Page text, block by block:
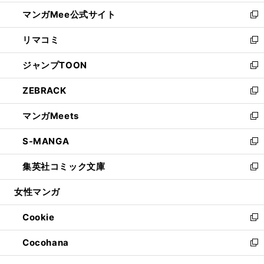
く
ン
ド
ウ
で
開
く
ウ
ィ
ン
ド
ウ
で
開
く
し
い
ウ
ィ
ン
ド
ウ
で
開
く
マンガMee公式サイト
新
し
い
ウ
ィ
ン
ド
ウ
で
開
く
リマコミ
新
し
い
ウ
ィ
ン
ド
ウ
で
開
く
ジャンプTOON
新
し
い
ウ
ィ
ン
ド
ウ
で
開
ZEBRACK
新
し
い
ウ
ィ
ン
ド
ウ
開
く
マンガMeets
新
し
い
ウ
ィ
ン
ウ
で
開
く
S-MANGA
新
し
い
ウ
ン
ド
ウ
で
開
集英社コミック文庫
新
し
ウ
ィ
ン
ド
ウ
女性マンガ
Cookie
新
し
い
ウ
Cocohana
新
し